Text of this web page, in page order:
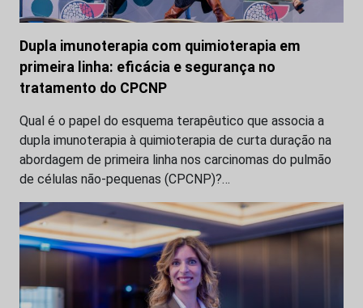
Dupla imunoterapia com quimioterapia em
primeira linha: eficácia e segurança no
tratamento do CPCNP
Qual é o papel do esquema terapêutico que associa a
dupla imunoterapia à quimioterapia de curta duração na
abordagem de primeira linha nos carcinomas do pulmão
de células não-pequenas (CPCNP)?…